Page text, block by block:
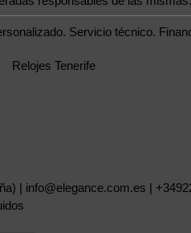
Servicio técnico.
Relojes Tenerife
| info@elegance.com.es |